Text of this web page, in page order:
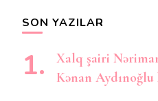
SON YAZILAR
Xalq şairi
Kənan